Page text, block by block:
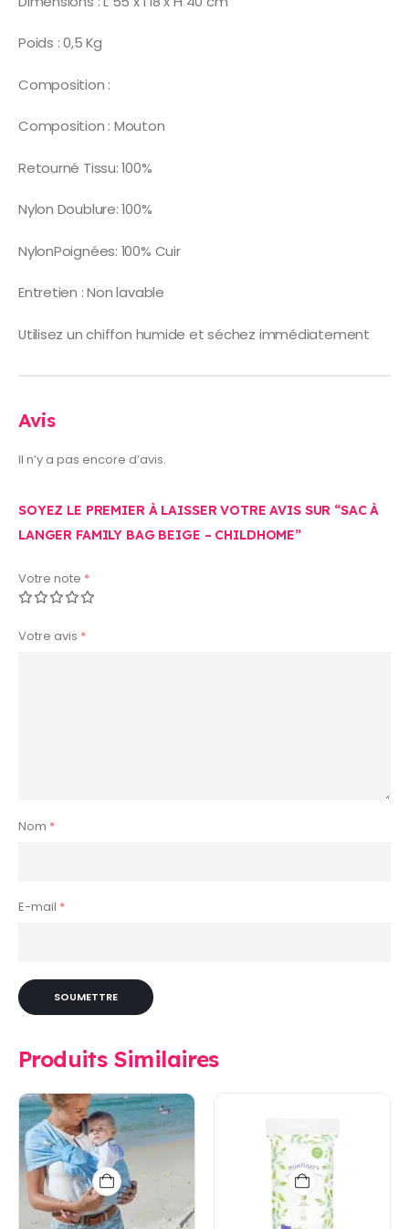
Poids : 0,5 Kg
Composition :
Composition : Mouton
Retourné Tissu: 100%
Nylon Doublure: 100%
NylonPoignées: 100% Cuir
Entretien : Non lavable
Utilisez un chiffon humide et séchez immédiatement
Avis
Il n’y a pas encore d’avis.
SOYEZ LE PREMIER À LAISSER VOTRE AVIS SUR “SAC À
LANGER FAMILY BAG BEIGE – CHILDHOME”
Votre note *
Votre avis *
Nom *
E-mail *
Produits Similaires